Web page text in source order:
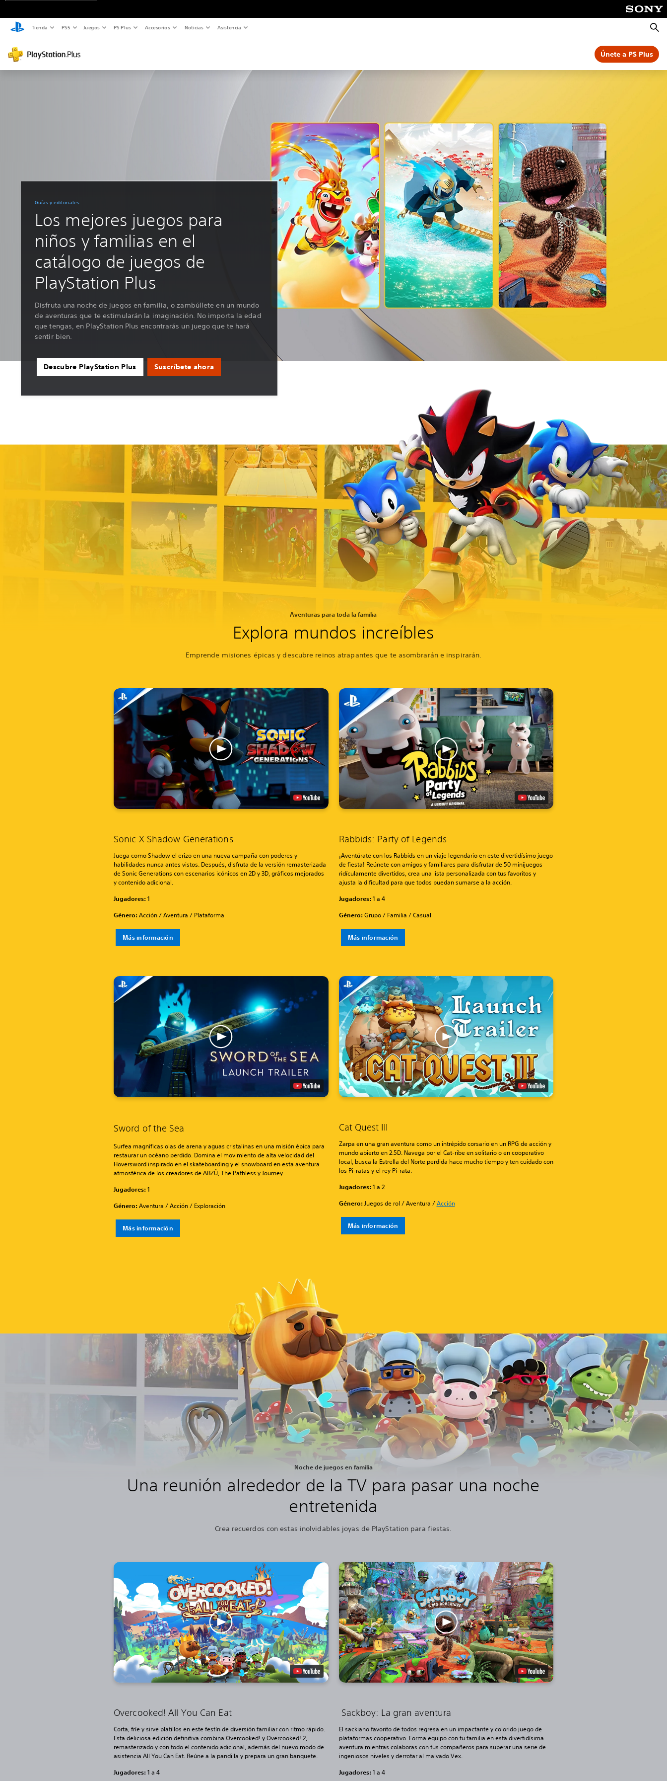
Tienda PS5 Juegos PS Plus Accesorios Noticias Asistencia
Únete a PS Plus
Guías y editoriales
Los mejores juegos para
niños y familias en el
catálogo de juegos de
PlayStation Plus
Disfruta una noche de juegos en familia, o zambúllete en un mundo
de aventuras que te estimularán la imaginación. No importa la edad
que tengas, en PlayStation Plus encontrarás un juego que te hará
sentir bien.
Descubre PlayStation Plus Suscríbete ahora
Aventuras para toda la familia
Explora mundos increíbles
Emprende misiones épicas y descubre reinos atrapantes que te asombrarán e inspirarán.
Sonic X Shadow Generations
Juega como Shadow el erizo en una nueva campaña con poderes y
habilidades nunca antes vistos. Después, disfruta de la versión remasterizada
de Sonic Generations con escenarios icónicos en 2D y 3D, gráficos mejorados
y contenido adicional.
Jugadores:1
Género:Acción / Aventura / Plataforma
Más información
Rabbids: Party of Legends
¡Aventúrate con los Rabbids en un viaje legendario en este divertidísimo juego
de fiesta! Reúnete con amigos y familiares para disfrutar de 50 minijuegos
ridículamente divertidos, crea una lista personalizada con tus favoritos y
ajusta la dificultad para que todos puedan sumarse a la acción.
Jugadores:1 a 4
Género:Grupo / Familia / Casual
Más información
Sword of the Sea
Surfea magníficas olas de arena y aguas cristalinas en una misión épica para
restaurar un océano perdido. Domina el movimiento de alta velocidad del
Hoversword inspirado en el skateboarding y el snowboard en esta aventura
atmosférica de los creadores de ABZÛ, The Pathless y Journey.
Jugadores:1
Género:Aventura / Acción / Exploración
Más información
Cat Quest III
Zarpa en una gran aventura como un intrépido corsario en un RPG de acción y
mundo abierto en 2.5D. Navega por el Cat-ribe en solitario o en cooperativo
local, busca la Estrella del Norte perdida hace mucho tiempo y ten cuidado con
los Pi-ratas y el rey Pi-rata.
Jugadores:1 a 2
Género:Juegos de rol / Aventura /Acción
Más información
Noche de juegos en familia
Una reunión alrededor de la TV para pasar una noche
entretenida
Crea recuerdos con estas inolvidables joyas de PlayStation para fiestas.
Overcooked! All You Can Eat
Corta, fríe y sirve platillos en este festín de diversión familiar con ritmo rápido.
Esta deliciosa edición definitiva combina Overcooked! y Overcooked! 2,
remasterizado y con todo el contenido adicional, además del nuevo modo de
asistencia All You Can Eat. Reúne a la pandilla y prepara un gran banquete.
Jugadores: 1 a 4
Sackboy: La gran aventura
El sackiano favorito de todos regresa en un impactante y colorido juego de
plataformas cooperativo. Forma equipo con tu familia en esta divertidísima
aventura mientras colaboras con tus compañeros para superar una serie de
ingeniosos niveles y derrotar al malvado Vex.
Jugadores: 1 a 4